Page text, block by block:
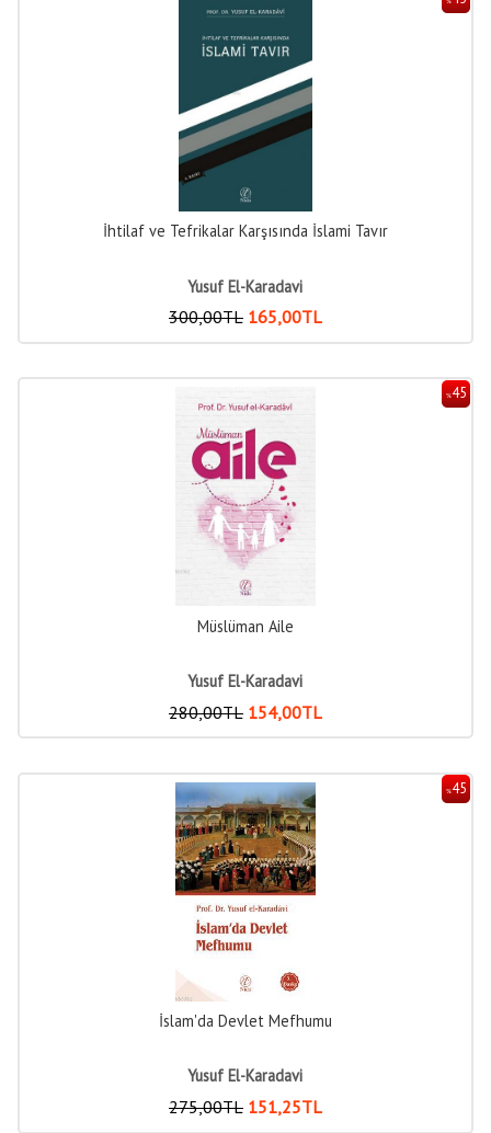
İhtilaf ve Tefrikalar Karşısında İslami Tavır
Yusuf El-Karadavi
300,00TL 165,00TL
%45
Müslüman Aile
Yusuf El-Karadavi
280,00TL 154,00TL
%45
İslam'da Devlet Mefhumu
Yusuf El-Karadavi
275,00TL 151,25TL